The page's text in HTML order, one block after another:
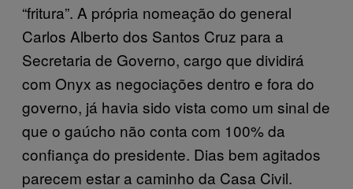
“fritura”. A própria nomeação do general
Carlos Alberto dos Santos Cruz para a
Secretaria de Governo, cargo que dividirá
com Onyx as negociações dentro e fora do
governo, já havia sido vista como um sinal de
que o gaúcho não conta com 100% da
confiança do presidente. Dias bem agitados
parecem estar a caminho da Casa Civil.